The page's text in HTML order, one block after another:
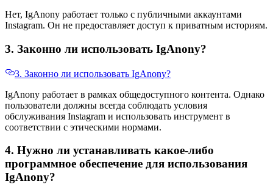
Нет, IgAnony работает только с публичными аккаунтами
Instagram. Он не предоставляет доступ к приватным историям.
3. Законно ли использовать IgAnony?
3. Законно ли использовать IgAnony?
IgAnony работает в рамках общедоступного контента. Однако
пользователи должны всегда соблюдать условия
обслуживания Instagram и использовать инструмент в
соответствии с этическими нормами.
4. Нужно ли устанавливать какое-либо
программное обеспечение для использования
IgAnony?